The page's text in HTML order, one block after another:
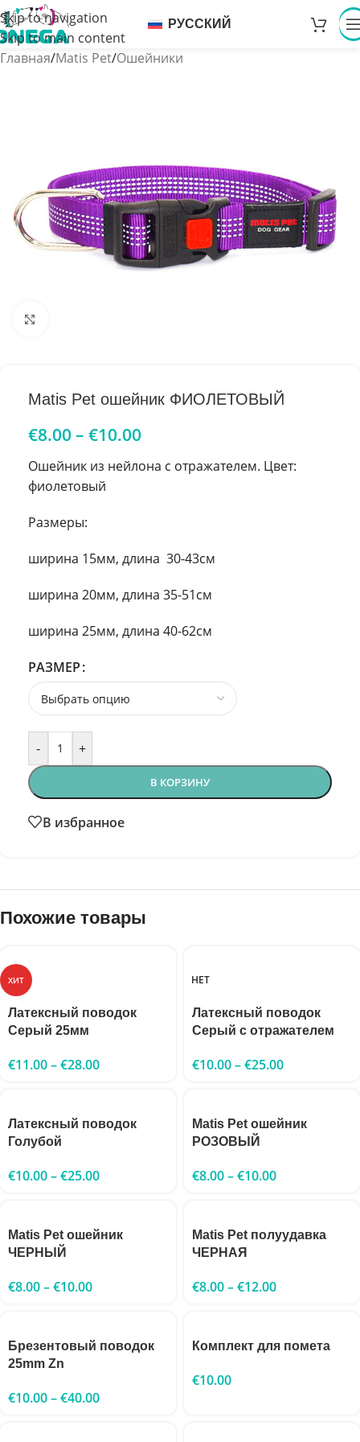
Skip to navigation
Skip to main content
РУССКИЙ
Главная/Matis Pet/Ошейники
Matis Pet ошейник ФИОЛЕТОВЫЙ
€8.00 – €10.00
Ошейник из нейлона с отражателем. Цвет:
фиолетовый
Размеры:
ширина 15мм, длина 30-43см
ширина 20мм, длина 35-51см
ширина 25мм, длина 40-62см
РАЗМЕР
- +
В КОРЗИНУ
В избранное
Похожие товары
ХИТ
Латексный поводок
Серый 25мм
€11.00–€28.00
НЕТ
Латексный поводок
Серый с отражателем
€10.00–€25.00
Латексный поводок
Голубой
€10.00–€25.00
Matis Pet ошейник
РОЗОВЫЙ
€8.00–€10.00
Matis Pet ошейник
ЧЕРНЫЙ
€8.00–€10.00
Matis Pet полуудавка
ЧЕРНАЯ
€8.00–€12.00
Брезентовый поводок
25mm Zn
€10.00–€40.00
Комплект для помета
€10.00